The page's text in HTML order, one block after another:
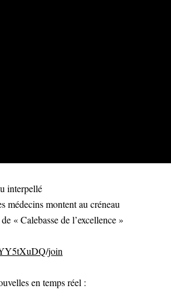
interpellé
médecins montent au créneau
« Calebasse de l’excellence »
join
en temps réel :